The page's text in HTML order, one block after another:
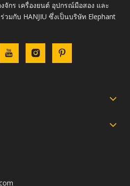
จักร เครื่องยนต์ อุปกรณ์มือสอง และ
วมกับ HANJIU ซึ่งเป็นบริษัท Elephant